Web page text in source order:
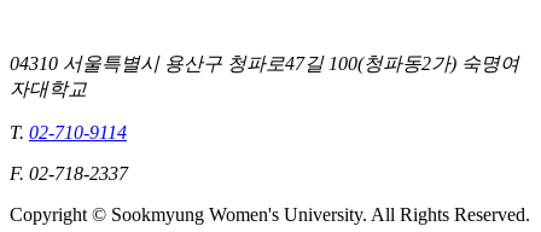
04310 서울특별시 용산구 청파로47길 100(청파동2가) 숙명여
자대학교
T. 02-710-9114
F. 02-718-2337
Copyright © Sookmyung Women's University. All Rights Reserved.